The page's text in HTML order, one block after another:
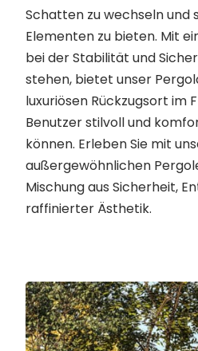
Schatten zu wechseln und
Elementen zu bieten. Mit
bei der Stabilität und
stehen, bietet unser
luxuriösen Rückzugsort im
Benutzer stilvoll und
können. Erleben Sie mit
außergewöhnlichen
Mischung aus Sicherheit,
raffinierter Ästhetik.